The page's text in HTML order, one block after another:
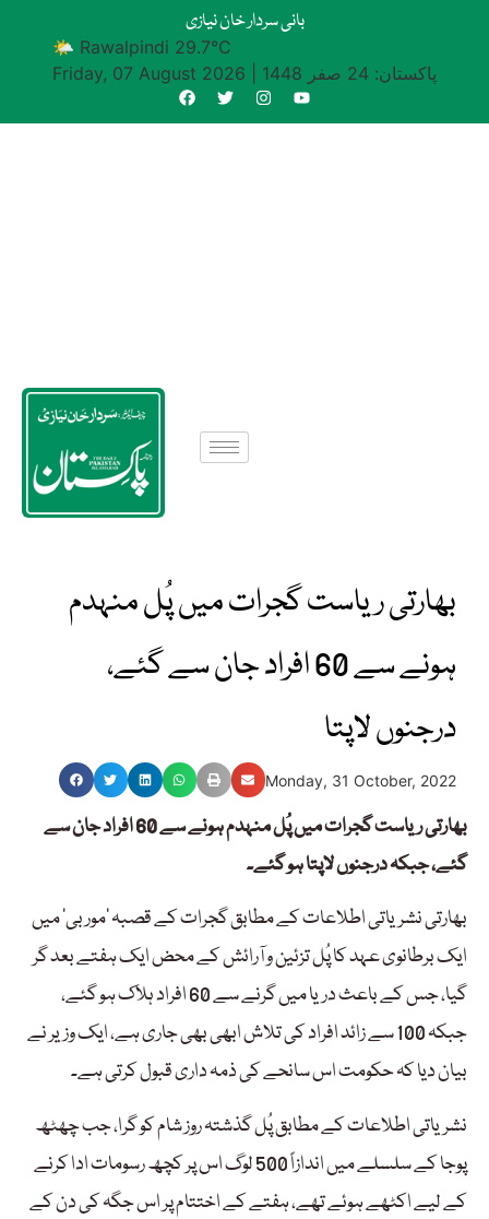
بانی سردار خان نیازی
🌤 Rawalpindi 29.7°C
Friday, 07 August 2026
پاکستان: 24 صفر 1448
بھارتی ریاست گجرات میں پُل منہدم
ہونے سے 60 افراد جان سے گئے،
درجنوں لاپتا
Monday, 31 October, 2022
بھارتی ریاست گجرات میں پُل منہدم ہونے سے 60 افراد جان سے
گئے، جبکہ درجنوں لاپتا ہو گئے۔
بھارتی نشریاتی اطلاعات کے مطابق گجرات کے قصبہ ‘موربی’ میں
ایک برطانوی عہد کا پُل تزئین و آرائش کے محض ایک ہفتے بعد گر
گیا، جس کے باعث دریا میں گرنے سے 60 افراد ہلاک ہو گئے،
جبکہ 100 سے زائد افراد کی تلاش ابھی بھی جاری ہے، ایک وزیر نے
بیان دیا کہ حکومت اس سانحے کی ذمہ داری قبول کرتی ہے۔
نشریاتی اطلاعات کے مطابق پُل گذشتہ روز شام کو گرا، جب چھٹھ
پوجا کے سلسلے میں اندازاً 500 لوگ اس پر کچھ رسومات ادا کرنے
کے لیے اکٹھے ہوئے تھے، ہفتے کے اختتام پر اس جگہ کی دن کے